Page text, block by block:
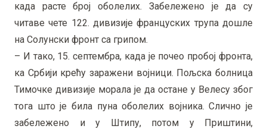
када расте број оболелих. Забележено је да су
читаве чете 122. дивизије француских трупа дошле
на Солунски фронт са грипом.
– И тако, 15. септембра, када је почео пробој фронта,
ка Србији крећу заражени војници. Пољска болница
Тимочке дивизије морала је да остане у Велесу због
тога што је била пуна оболелих војника. Слично је
забележено и у Штипу, потом у Приштини,